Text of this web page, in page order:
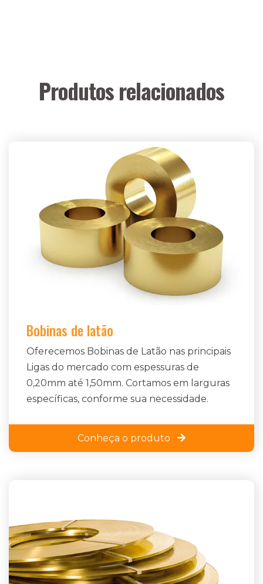
Produtos relacionados
Bobinas de latão
Oferecemos Bobinas de Latão nas principais
Ligas do mercado com espessuras de
0,20mm até 1,50mm. Cortamos em larguras
específicas, conforme sua necessidade.
Conheça o produto